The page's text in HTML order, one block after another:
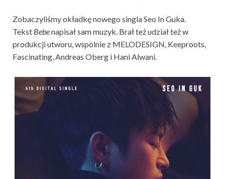
Zobaczyliśmy okładkę nowego singla Seo In Guka.
Tekst Bebenapisał sam muzyk. Brał też udział też w
produkcji utworu, wspólnie z MELODESIGN, Keeproots,
Fascinating, Andreas Oberg i Hani Alwani.